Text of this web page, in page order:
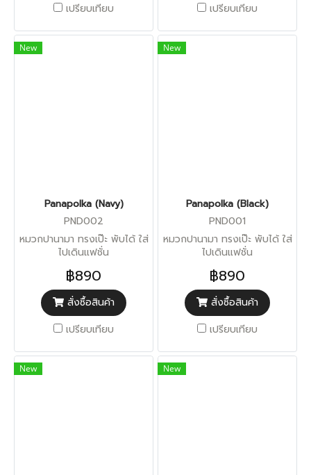
เปรียบเทียบ
เปรียบเทียบ
New
Panapolka (Navy)
PND002
หมวกปานามา ทรงเป๊ะ พับได้ ใส่
ไปเดินแฟชั่น
฿890
สั่งซื้อสินค้า
เปรียบเทียบ
New
Panapolka (Black)
PND001
หมวกปานามา ทรงเป๊ะ พับได้ ใส่
ไปเดินแฟชั่น
฿890
สั่งซื้อสินค้า
เปรียบเทียบ
New New